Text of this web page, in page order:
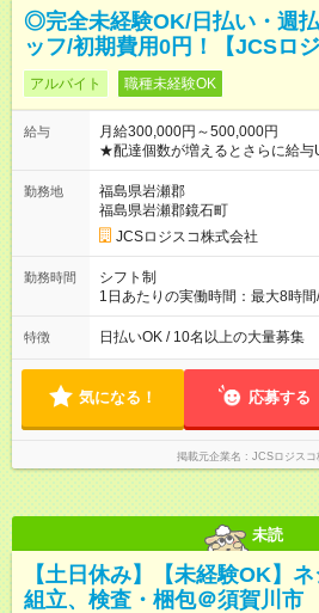
◎完全未経験OK/日払い・週
ッフ/初期費用0円！【JCSロジ
アルバイト 職種未経験OK
給与
月給300,000円～500,000円
★配達個数が増えるとさらに給与
ど！ ・主要都市エリア 月収55万円／週5日稼働 月収65万~112
万円／週6日稼働 ・地方郊外エリア 月収40万円／週5日稼働 月
収40万円~50万円／週6日稼働 ＜モデルイメージ＞ ■月収50万
円 (27歳男性/江東区在住)※元建
(日休み) ■月収80万円(43歳男性/墨田区在住)※元営業 1日200個
勤務地
福島県岩瀬郡
福島県岩瀬郡鏡石町
JCSロジスコ株式会社
勤務時間
シフト制
1日あたりの実働時間：最大8時
働8時間） ※週5日勤務（場所次
よって時間外での勤務可能性有
特徴 日払いOK / 10名以上の大量募集
気になる！ 応募する
掲載元企業名 JCSロジスコ
未読
【土日休み】【未経験OK】
組立、検査・梱包＠須賀川市